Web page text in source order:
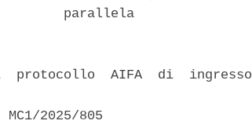
parallela
protocollo  AIFA  di
MC1/2025/805